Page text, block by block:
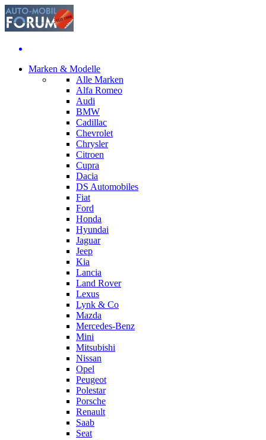
Marken & Modelle
Alle Marken
Alfa Romeo
Audi
BMW
Cadillac
Chevrolet
Chrysler
Citroen
Cupra
Dacia
DS Automobiles
Fiat
Ford
Honda
Hyundai
Jaguar
Jeep
Kia
Lancia
Land Rover
Lexus
Lynk & Co
Mazda
Mercedes-Benz
Mini
Mitsubishi
Nissan
Opel
Peugeot
Polestar
Porsche
Renault
Saab
Seat